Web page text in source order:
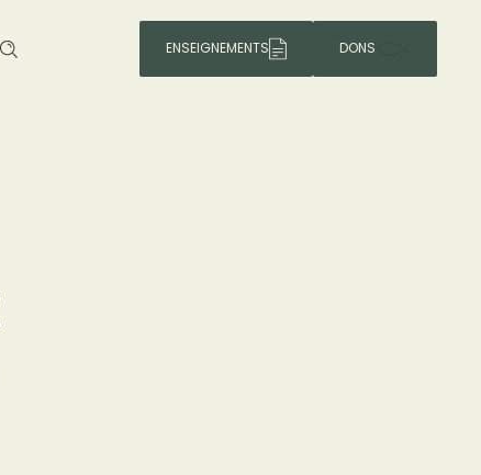
ENSEIGNEMENTS DONS